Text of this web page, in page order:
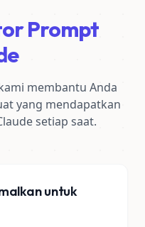
Prompt
membantu Anda
yang mendapatkan
setiap saat.
untuk